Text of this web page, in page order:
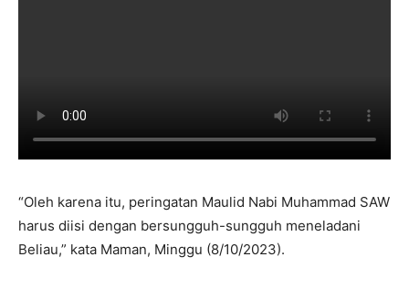
“Oleh karena itu, peringatan Maulid Nabi Muhammad SAW
harus diisi dengan bersungguh-sungguh meneladani
Beliau,” kata Maman, Minggu (8/10/2023).